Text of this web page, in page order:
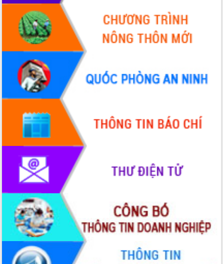
Quyết liệt tháo gỡ vướng mắc, đẩy
nhanh tiến độ các dự án trọng điểm
trong Khu kinh tế Nam Phú Yên
Hòn Yến phát triển du lịch gắn với bảo
tồn biển
Lấy ý kiến điều chỉnh Quy hoạch tỉnh
Đắk Lắk thời kỳ 2021-2030, tầm nhìn
đến năm 2050
Phát động chiến dịch 30 ngày đêm
giải phóng mặt bằng Tuyến đường bộ
ven biển
Đắk Lắk nỗ lực thúc đẩy tăng trưởng
kinh tế từ 10% trở lên trong Quý
Đắk Lắk ký kết thỏa thuận hợp tác về
chuyển đổi số giai đoạn 2026 – 2030
với Tập đoàn Bưu chính Viễn thông
Việt Nam
Thứ trưởng Bộ Y tế làm việc với tỉnh
Đắk Lắk về phát triển nhân lực y tế
cho trạm y tế cấp xã
Du lịch Đắk Lắk nâng tầm trải nghiệm
du khách thông qua Hệ thống cơ sở dữ
liệu và Bản đồ số